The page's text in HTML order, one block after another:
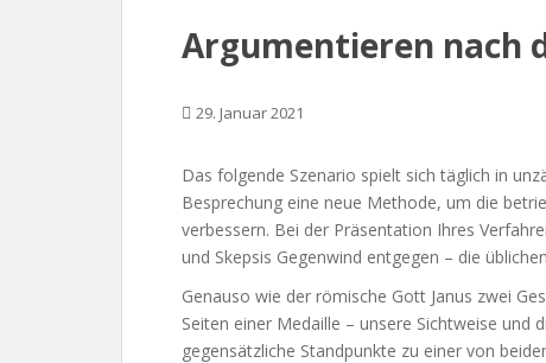
Argumentieren nach
29. Januar 2021
Das folgende Szenario spielt sich täglich in
Besprechung eine neue Methode, um die
verbessern. Bei der Präsentation Ihres
und Skepsis Gegenwind entgegen – die
Genauso wie der römische Gott Janus zwei
Seiten einer Medaille – unsere Sichtweise und
gegensätzliche Standpunkte zu einer von